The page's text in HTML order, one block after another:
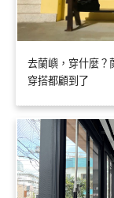
去蘭嶼，穿什麼？
穿搭都顧到了